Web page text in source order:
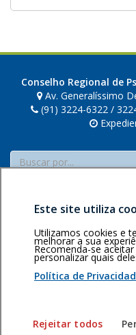
Conselho Regional de
Av. Generalíssimo
(91) 3224-6322 /
Buscar
Área restritaPolítica de
privacidade
Personalização
de cookies
Sistema desenvolvido
Este site utiliza
Utilizamos cookies e
melhorar a sua
Recomenda-se
personalizar quais
Política de
Rejeitar todos